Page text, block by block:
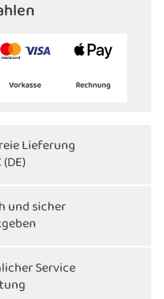
Lieferung
und sicher
Service